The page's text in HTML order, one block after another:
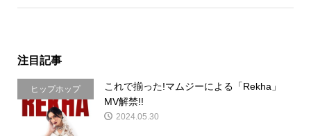
注目記事
ヒップホップ
これで揃った!マムジーによる「Rekha」
MV解禁!!
2024.05.30